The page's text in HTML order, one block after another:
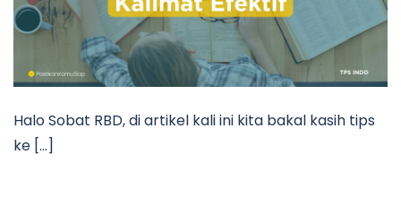
Halo Sobat RBD, di artikel kali ini kita bakal kasih tips
ke […]